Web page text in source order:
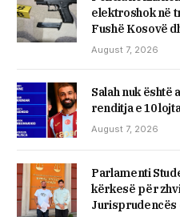
elektroshok në
Fushë Kosovë
August 7, 2026
Salah nuk është
renditja e 10
August 7, 2026
Parlamenti
kërkesë për
Jurisprudencës